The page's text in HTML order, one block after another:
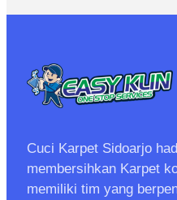
Cuci Karpet Sidoarjo
membersihkan Karpet
memiliki tim yang